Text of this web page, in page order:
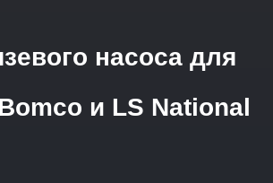
насоса для
и LS National